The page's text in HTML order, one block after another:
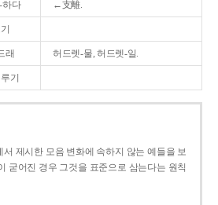
하다 ←支離.
래 허드렛-물, 허드렛-일.
기
제시한 모음 변화에 속하지 않는 예들을 보
굳어진 경우 그것을 표준으로 삼는다는 원칙